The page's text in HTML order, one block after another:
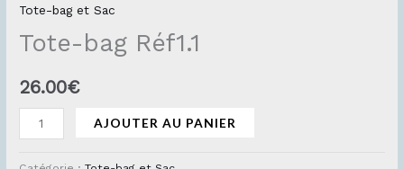
Tote-bag et Sac
Tote-bag Réf1.1
26.00€
AJOUTER AU PANIER